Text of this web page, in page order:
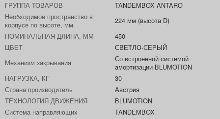
ГРУППА ТОВАРОВ
TANDEMBOX ANTARO
Необходимое пространство в
корпусе по высоте, мм
224 мм (высота D)
НОМИНАЛЬНАЯ ДЛИНА, ММ
450
ЦВЕТ
СВЕТЛО-СЕРЫЙ
Механизм закрывания
Со встроенной системой
амортизации BLUMOTION
НАГРУЗКА, КГ
30
Страна производитель
Австрия
ТЕХНОЛОГИЯ ДВИЖЕНИЯ
BLUMOTION
Система направляющих
TANDEMBOX